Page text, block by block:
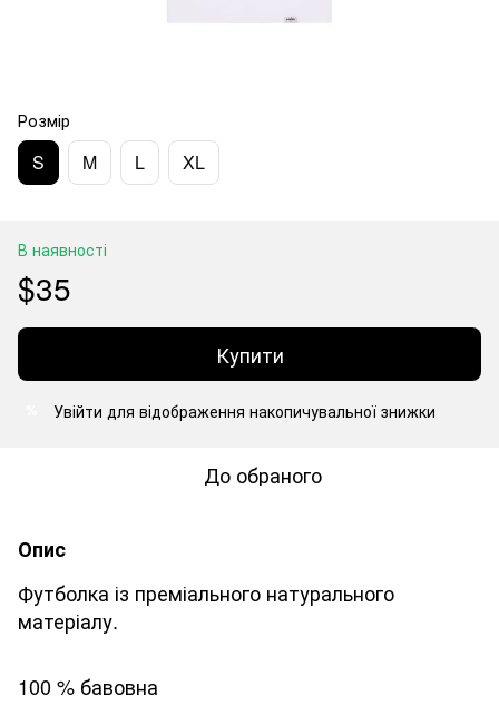
Розмір
S M L XL
В наявності
$35
Купити
Увійти для відображення накопичувальної знижки
До обраного
Опис
Футболка із преміального натурального
матеріалу.
100 % бавовна